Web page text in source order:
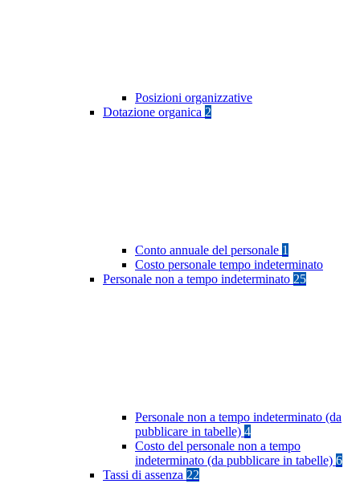
Posizioni organizzative
Dotazione organica 2
Conto annuale del personale 1
Costo personale tempo indeterminato
Personale non a tempo indeterminato 25
Personale non a tempo indeterminato (da
pubblicare in tabelle) 4
Costo del personale non a tempo
indeterminato (da pubblicare in tabelle) 6
Tassi di assenza 22